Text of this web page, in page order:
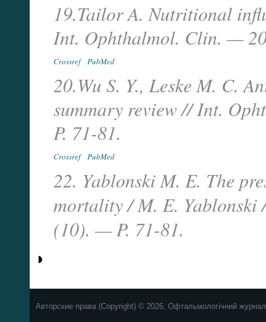
19.Tailor A. Nutritional
Int. Ophthalmol. Clin. —
Crossref PubMed
20.Wu S. Y., Leske M. C.
summary review // Int.
P. 71-81.
Crossref PubMed
22. Yablonski M. E. The
mortality / M. E.
(10). — P. 71-81.
Авторские права (Copyright) © 2026, Офтальмологічний